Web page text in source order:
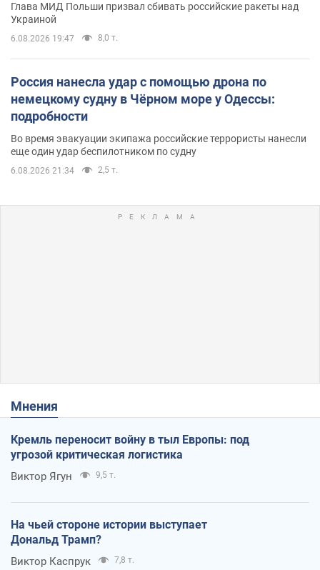
Глава МИД Польши призвал сбивать российские ракеты над
Украиной
6.08.2026 19:47 8,0 т.
Россия нанесла удар с помощью дрона по
немецкому судну в Чёрном море у Одессы:
подробности
Во время эвакуации экипажа российские террористы нанесли
еще один удар беспилотником по судну
6.08.2026 21:34 2,5 т.
Мнения
Кремль переносит войну в тыл Европы: под
угрозой критическая логистика
Виктор Ягун 9,5 т.
На чьей стороне истории выступает
Дональд Трамп?
Виктор Каспрук 7,8 т.